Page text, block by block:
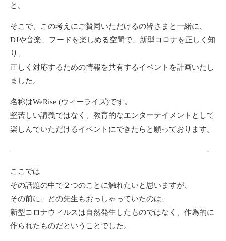
と。
そこで、この考えにご賛同いただけるの皆さまと一緒に、
DJや音楽、フードを楽しめる空間で、新型コロナを正しく知
り、
正しく対応するための情報を共有するイベントを計画いたし
ました。
名称はWeRise (ウィーライズ)です。
堅苦しい講義ではなく、教育的なエンターテイメントとして
楽しんでいただけるイベントにできたらと願っております。
——————————————————————————-
ここでは
その話題の中で２つのことに触れたいと思いますが、
その前に、どの先生もおっしゃっていたのは、
新型コロナウィルスは自然発生したものではなく、作為的に
作られたものだということでした。